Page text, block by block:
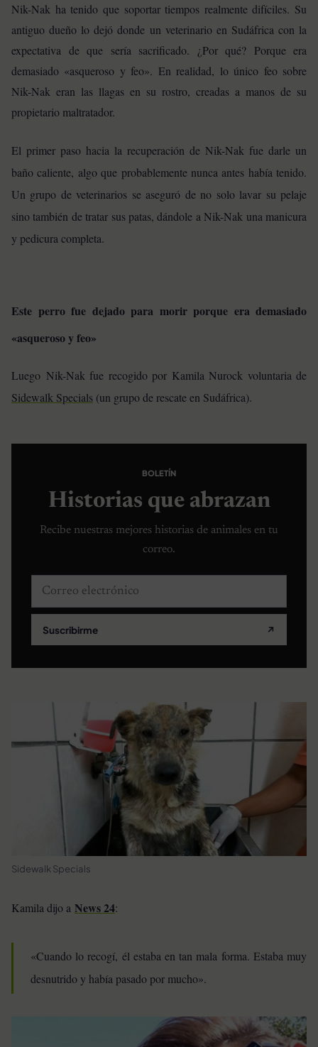
Nik-Nak ha tenido que soportar tiempos realmente difíciles. Su
antiguo dueño lo dejó donde un veterinario en Sudáfrica con la
expectativa de que sería sacrificado. ¿Por qué? Porque era
demasiado «asqueroso y feo». En realidad, lo único feo sobre
Nik-Nak eran las llagas en su rostro, creadas a manos de su
propietario maltratador.
El primer paso hacia la recuperación de Nik-Nak fue darle un
baño caliente, algo que probablemente nunca antes había tenido.
Un grupo de veterinarios se aseguró de no solo lavar su pelaje
sino también de tratar sus patas, dándole a Nik-Nak una manicura
y pedicura completa.
Este perro fue dejado para morir porque era demasiado
«asqueroso y feo»
Luego Nik-Nak fue recogido por Kamila Nurock voluntaria de
Sidewalk Specials (un grupo de rescate en Sudáfrica).
BOLETÍN
Historias que abrazan
Recibe nuestras mejores historias de animales en tu
correo.
Correo electrónico
Suscribirme ↗
Sidewalk Specials
Kamila dijo a News 24:
«Cuando lo recogí, él estaba en tan mala forma. Estaba muy
desnutrido y había pasado por mucho».